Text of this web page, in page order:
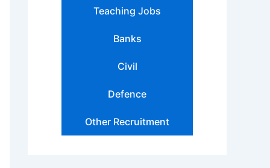
Teaching Jobs
Banks
Civil
Defence
Other Recruitment